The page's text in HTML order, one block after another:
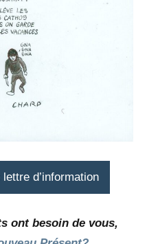
d’information
ont besoin de vous,